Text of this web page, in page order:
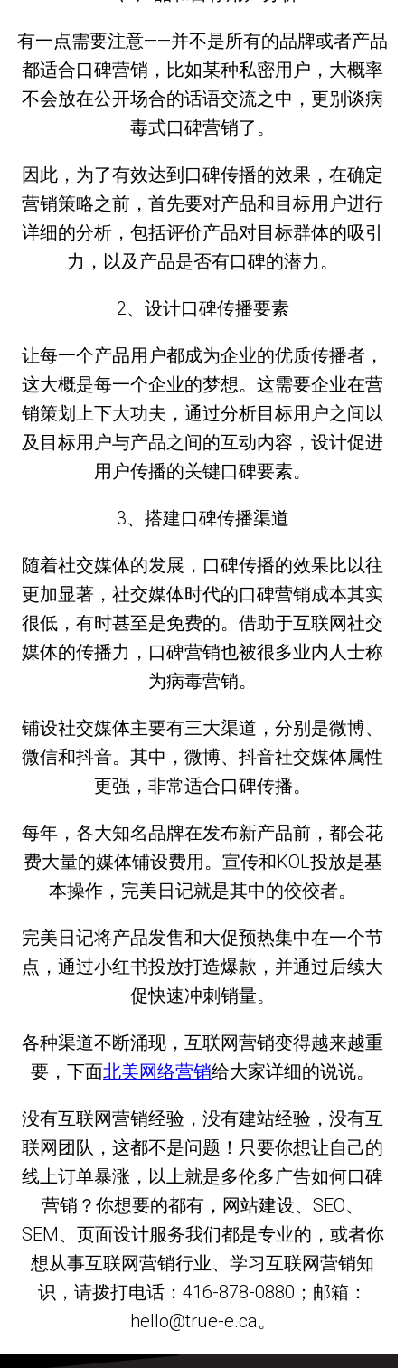
有一点需要注意——并不是所有的品牌或者产品
都适合口碑营销，比如某种私密用户，大概率
不会放在公开场合的话语交流之中，更别谈病
毒式口碑营销了。
因此，为了有效达到口碑传播的效果，在确定
营销策略之前，首先要对产品和目标用户进行
详细的分析，包括评价产品对目标群体的吸引
力，以及产品是否有口碑的潜力。
2、设计口碑传播要素
让每一个产品用户都成为企业的优质传播者，
这大概是每一个企业的梦想。这需要企业在营
销策划上下大功夫，通过分析目标用户之间以
及目标用户与产品之间的互动内容，设计促进
用户传播的关键口碑要素。
3、搭建口碑传播渠道
随着社交媒体的发展，口碑传播的效果比以往
更加显著，社交媒体时代的口碑营销成本其实
很低，有时甚至是免费的。借助于互联网社交
媒体的传播力，口碑营销也被很多业内人士称
为病毒营销。
铺设社交媒体主要有三大渠道，分别是微博、
微信和抖音。其中，微博、抖音社交媒体属性
更强，非常适合口碑传播。
每年，各大知名品牌在发布新产品前，都会花
费大量的媒体铺设费用。宣传和KOL投放是基
本操作，完美日记就是其中的佼佼者。
完美日记将产品发售和大促预热集中在一个节
点，通过小红书投放打造爆款，并通过后续大
促快速冲刺销量。
各种渠道不断涌现，互联网营销变得越来越重
要，下面北美网络营销给大家详细的说说。
没有互联网营销经验，没有建站经验，没有互
联网团队，这都不是问题！只要你想让自己的
线上订单暴涨，以上就是多伦多广告如何口碑
营销？你想要的都有，网站建设、SEO、
SEM、页面设计服务我们都是专业的，或者你
想从事互联网营销行业、学习互联网营销知
识，请拨打电话：416-878-0880；邮箱：
hello@true-e.ca。